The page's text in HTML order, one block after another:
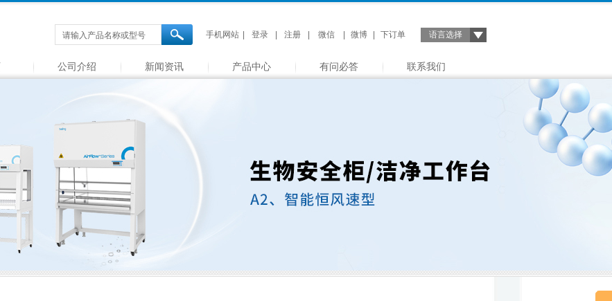
手机网站 登录 注册 微信 微博 下订单 语言选择
公司介绍 新闻资讯 产品中心 有问必答 联系我们